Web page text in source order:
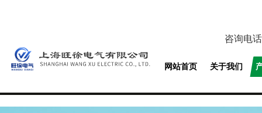
咨询电
网站首页 关于我们